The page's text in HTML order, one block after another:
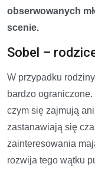
obserwowanych
scenie.
Sobel –
W przypadku
bardzo
czym się zajmują
zastanawiają się
zainteresowania
rozwija tego wątku